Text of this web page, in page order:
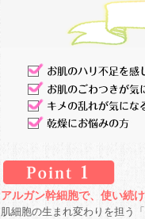
アルガン幹細胞で、使い続
肌細胞の生まれ変わりを担う「